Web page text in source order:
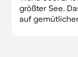
größter See.
auf